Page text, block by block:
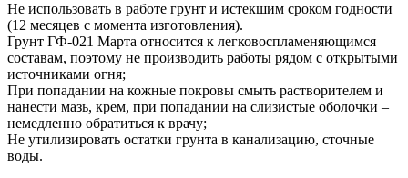
Не использовать в работе грунт и истекшим сроком годности
(12 месяцев с момента изготовления).
Грунт ГФ-021 Марта относится к легковоспламеняющимся
составам, поэтому не производить работы рядом с открытыми
источниками огня;
При попадании на кожные покровы смыть растворителем и
нанести мазь, крем, при попадании на слизистые оболочки –
немедленно обратиться к врачу;
Не утилизировать остатки грунта в канализацию, сточные
воды.